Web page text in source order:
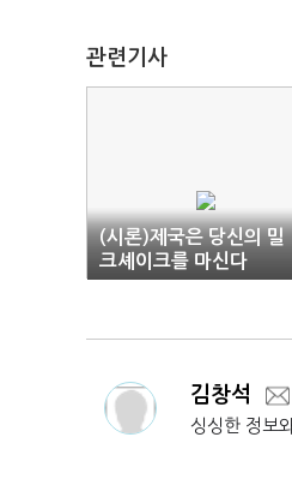
관련기사
(시론)제국은 당신의 밀
크셰이크를 마신다
김창석
싱싱한 정보